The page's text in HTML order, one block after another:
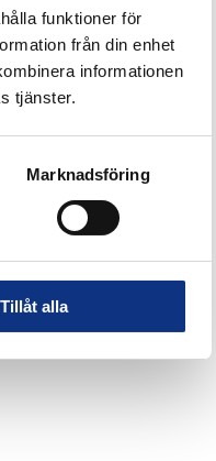
funktioner för
från din enhet
informationen
tjänster.
Marknadsföring
Tillåt alla